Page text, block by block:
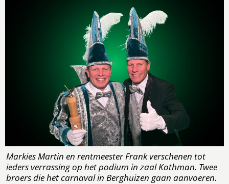
Markies Martin en rentmeester Frank verschenen tot
ieders verrassing op het podium in zaal Kothman. Twee
broers die het carnaval in Berghuizen gaan aanvoeren.